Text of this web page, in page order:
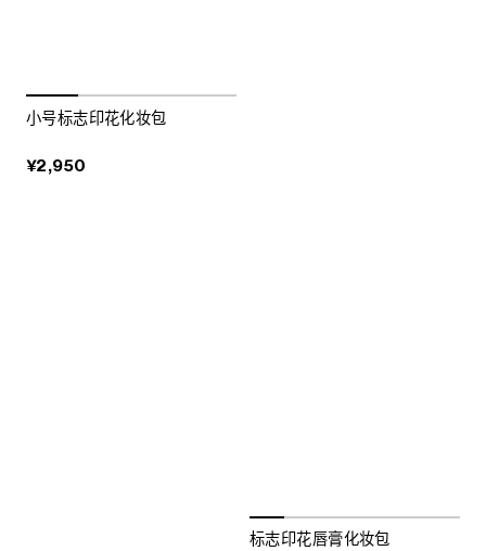
小号标志印花化妆包
¥2,950
标志印花唇膏化妆包